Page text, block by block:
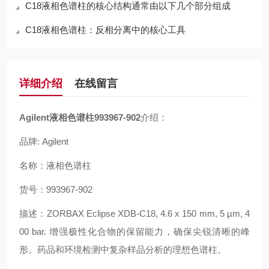
C18液相色谱柱的核心结构通常由以下几个部分组成
C18液相色谱柱：反相分离中的核心工具
详细介绍 在线留言
Agilent液相色谱柱993967-902介绍：
品牌: Agilent
名称：液相色谱柱
货号： 993967-902
描述： ZORBAX Eclipse XDB-C18, 4.6 x 150 mm, 5 µm, 4
00 bar. 增强极性化合物的保留能力，确保尖锐清晰的峰
形。药品和环境检测中复杂样品分析的理想色谱柱。